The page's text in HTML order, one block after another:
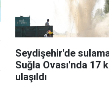
Seydişehir'de
Suğla Ovası'nda 17
ulaşıldı